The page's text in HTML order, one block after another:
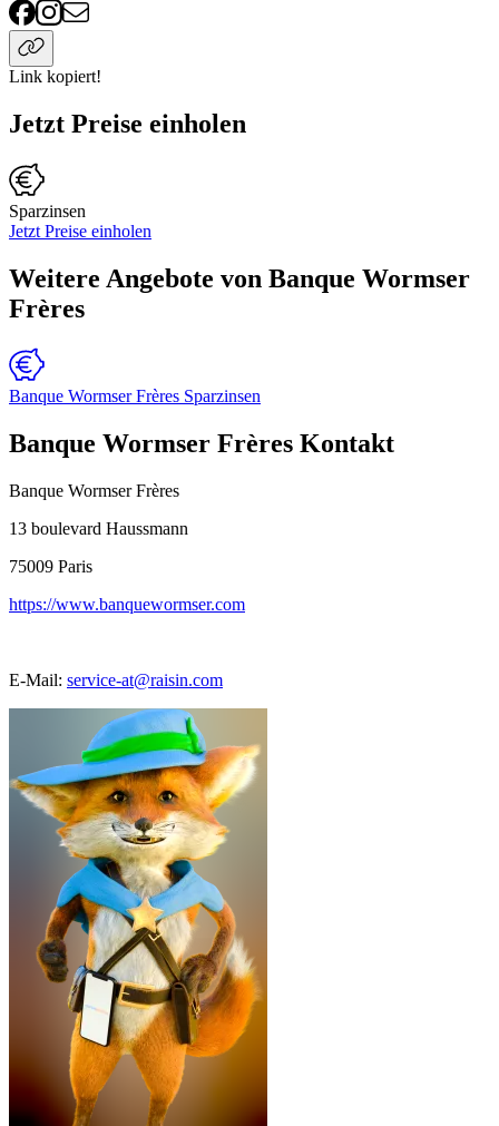
Link kopiert!
Jetzt Preise einholen
Sparzinsen
Jetzt Preise einholen
Weitere Angebote von Banque Wormser
Frères
Banque Wormser Frères Sparzinsen
Banque Wormser Frères Kontakt
Banque Wormser Frères
13 boulevard Haussmann
75009 Paris
https://www.banquewormser.com
E-Mail: service-at@raisin.com